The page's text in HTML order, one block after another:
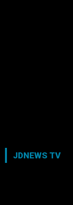
JDNEWS TV